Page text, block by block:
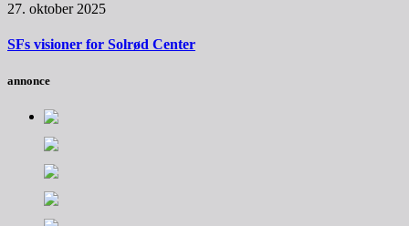
27. oktober 2025
SFs visioner for Solrød Center
annonce